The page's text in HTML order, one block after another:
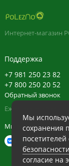
* Суточная норма
Рисовая мука,
стеарат
ОТКАЗ ОТ
Команда
максимальной
о своей
вносимые
списка
Мы
сохранения
безопасности
согласие на
Интернет-магазин
Поддержка
+7 981 250 23 82
+7 800 250 20 52
Обратный звонок
Ежедневно в будние
Мы в сети